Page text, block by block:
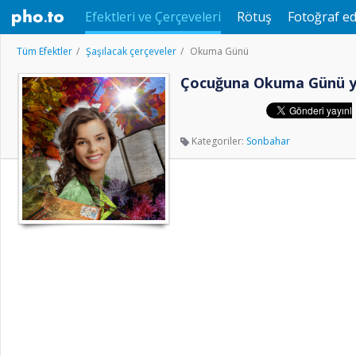
Efektleri ve Çerçeveleri Rötuş Fotoğraf
Tüm Efektler Şaşılacak çerçeveler Okuma Günü
Çocuğuna Okuma
Kategoriler: Sonbahar